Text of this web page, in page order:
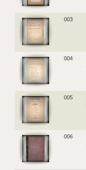
003
004
005
006